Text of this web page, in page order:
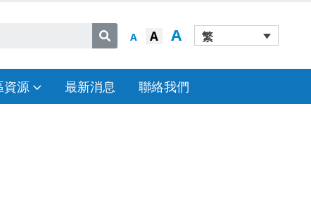
A A A 繁
資源 最新消息 聯絡我們